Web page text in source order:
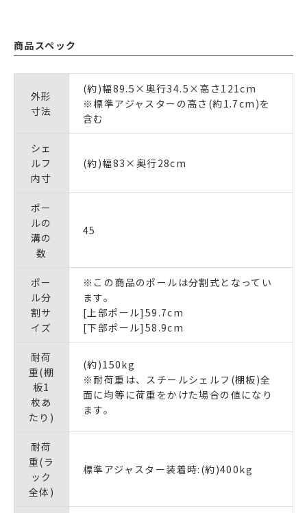
商品スペック
外形
寸法
(約)幅89.5×奥行34.5×高さ121cm
※標準アジャスターの高さ(約1.7cm)を
含む
シェ
ルフ
内寸
(約)幅83×奥行28cm
ポー
ルの
溝の
数
45
ポー
ル分
割サ
イズ
※この商品のポールは分割式となってい
ます。
[上部ポール]59.7cm
[下部ポール]58.9cm
耐荷
重(棚
板1
枚あ
たり)
(約)150kg
※耐荷重は、スチールシェルフ(棚板)全
面に均等に荷重をかけた場合の値になり
ます。
耐荷
重(ラ
ック
全体)
標準アジャスター装着時:(約)400kg